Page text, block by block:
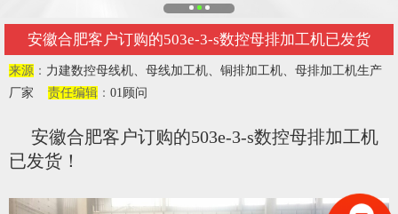
安徽合肥客户订购的503e-3-s数控母排加工机已发货
来源 ： 力建数控母线机、母线加工机、铜排加工机、母排加工机生产
厂家
责任编辑 ： 01顾问
安徽合肥客户订购的503e-3-s数控母排加工机
已发货！